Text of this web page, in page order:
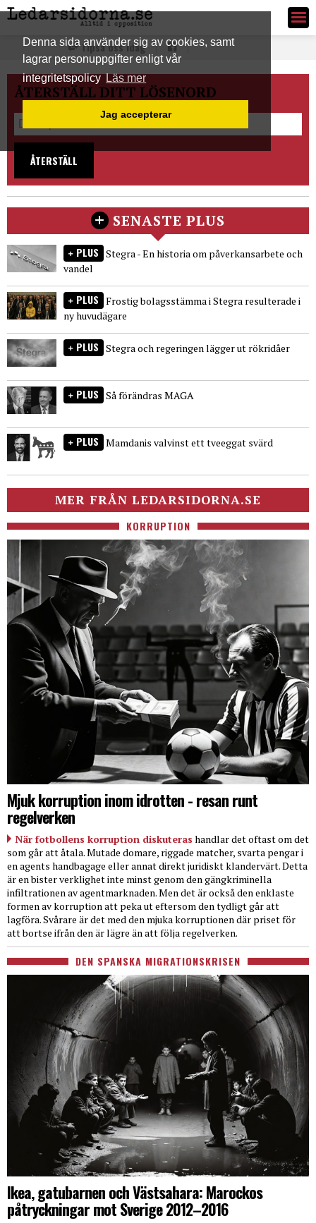
Denna sida använder sig av cookies, samt
lagrar personuppgifter enligt vår
integritetspolicyLäs mer
Jag accepterar
Ledarsidorna.se
Tipsa oss idag
ÅTERSTÄLL DITT LÖSENORD
ÅTERSTÄLL
SENASTE PLUS
PLUS Stegra - En historia om påverkansarbete och
vandel
PLUS Frostig bolagsstämma i Stegra resulterade i
ny huvudägare
PLUS Stegra och regeringen lägger ut rökridåer
PLUS Så förändras MAGA
PLUS Mamdanis valvinst ett tveeggat svärd
MER FRÅN LEDARSIDORNA.SE
KORRUPTION
Mjuk korruption inom idrotten - resan runt
regelverken
När fotbollens korruption diskuteras handlar det oftast om det
som går att åtala. Mutade domare, riggade matcher, svarta pengar i
en agents handbagage eller annat direkt juridiskt klandervärt. Detta
är en bister verklighet inte minst genom den gängkriminella
infiltrationen av agentmarknaden. Men det är också den enklaste
formen av korruption att peka ut eftersom den tydligt går att
lagföra. Svårare är det med den mjuka korruptionen där priset för
att bortse ifrån den är lägre än att följa regelverken.
DEN SPANSKA MIGRATIONSKRISEN
Ikea, gatubarnen och Västsahara: Marockos
påtryckningar mot Sverige 2012–2016